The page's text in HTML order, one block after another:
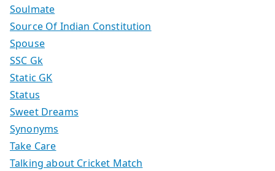
Soulmate
Source Of Indian Constitution
Spouse
SSC Gk
Static GK
Status
Sweet Dreams
Synonyms
Take Care
Talking about Cricket Match